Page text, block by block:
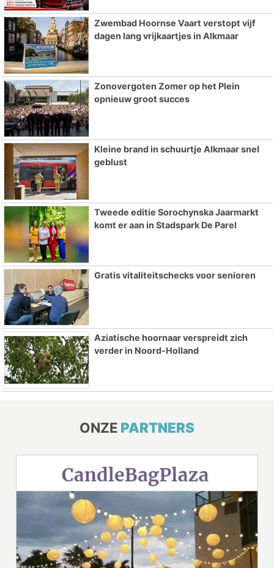
Zwembad Hoornse Vaart verstopt vijf
dagen lang vrijkaartjes in Alkmaar
Zonovergoten Zomer op het Plein
opnieuw groot succes
Kleine brand in schuurtje Alkmaar snel
geblust
Tweede editie Sorochynska Jaarmarkt
komt er aan in Stadspark De Parel
Gratis vitaliteitschecks voor senioren
Aziatische hoornaar verspreidt zich
verder in Noord-Holland
ONZE PARTNERS